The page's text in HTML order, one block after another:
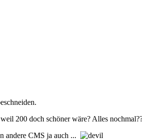
200 doch schöner wäre? Alles
andere CMS ja auch ...